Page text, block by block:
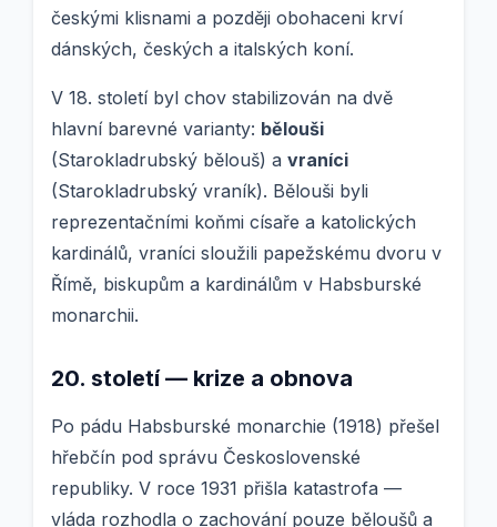
českými klisnami a později obohaceni krví
dánských, českých a italských koní.
V 18. století byl chov stabilizován na dvě
hlavní barevné varianty: bělouši
(Starokladrubský bělouš) a vraníci
(Starokladrubský vraník). Bělouši byli
reprezentačními koňmi císaře a katolických
kardinálů, vraníci sloužili papežskému dvoru v
Římě, biskupům a kardinálům v Habsburské
monarchii.
20. století — krize a obnova
Po pádu Habsburské monarchie (1918) přešel
hřebčín pod správu Československé
republiky. V roce 1931 přišla katastrofa —
vláda rozhodla o zachování pouze běloušů a